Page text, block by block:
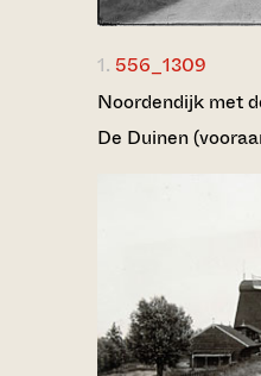
1. 556_1309
Noordendijk met
De Duinen